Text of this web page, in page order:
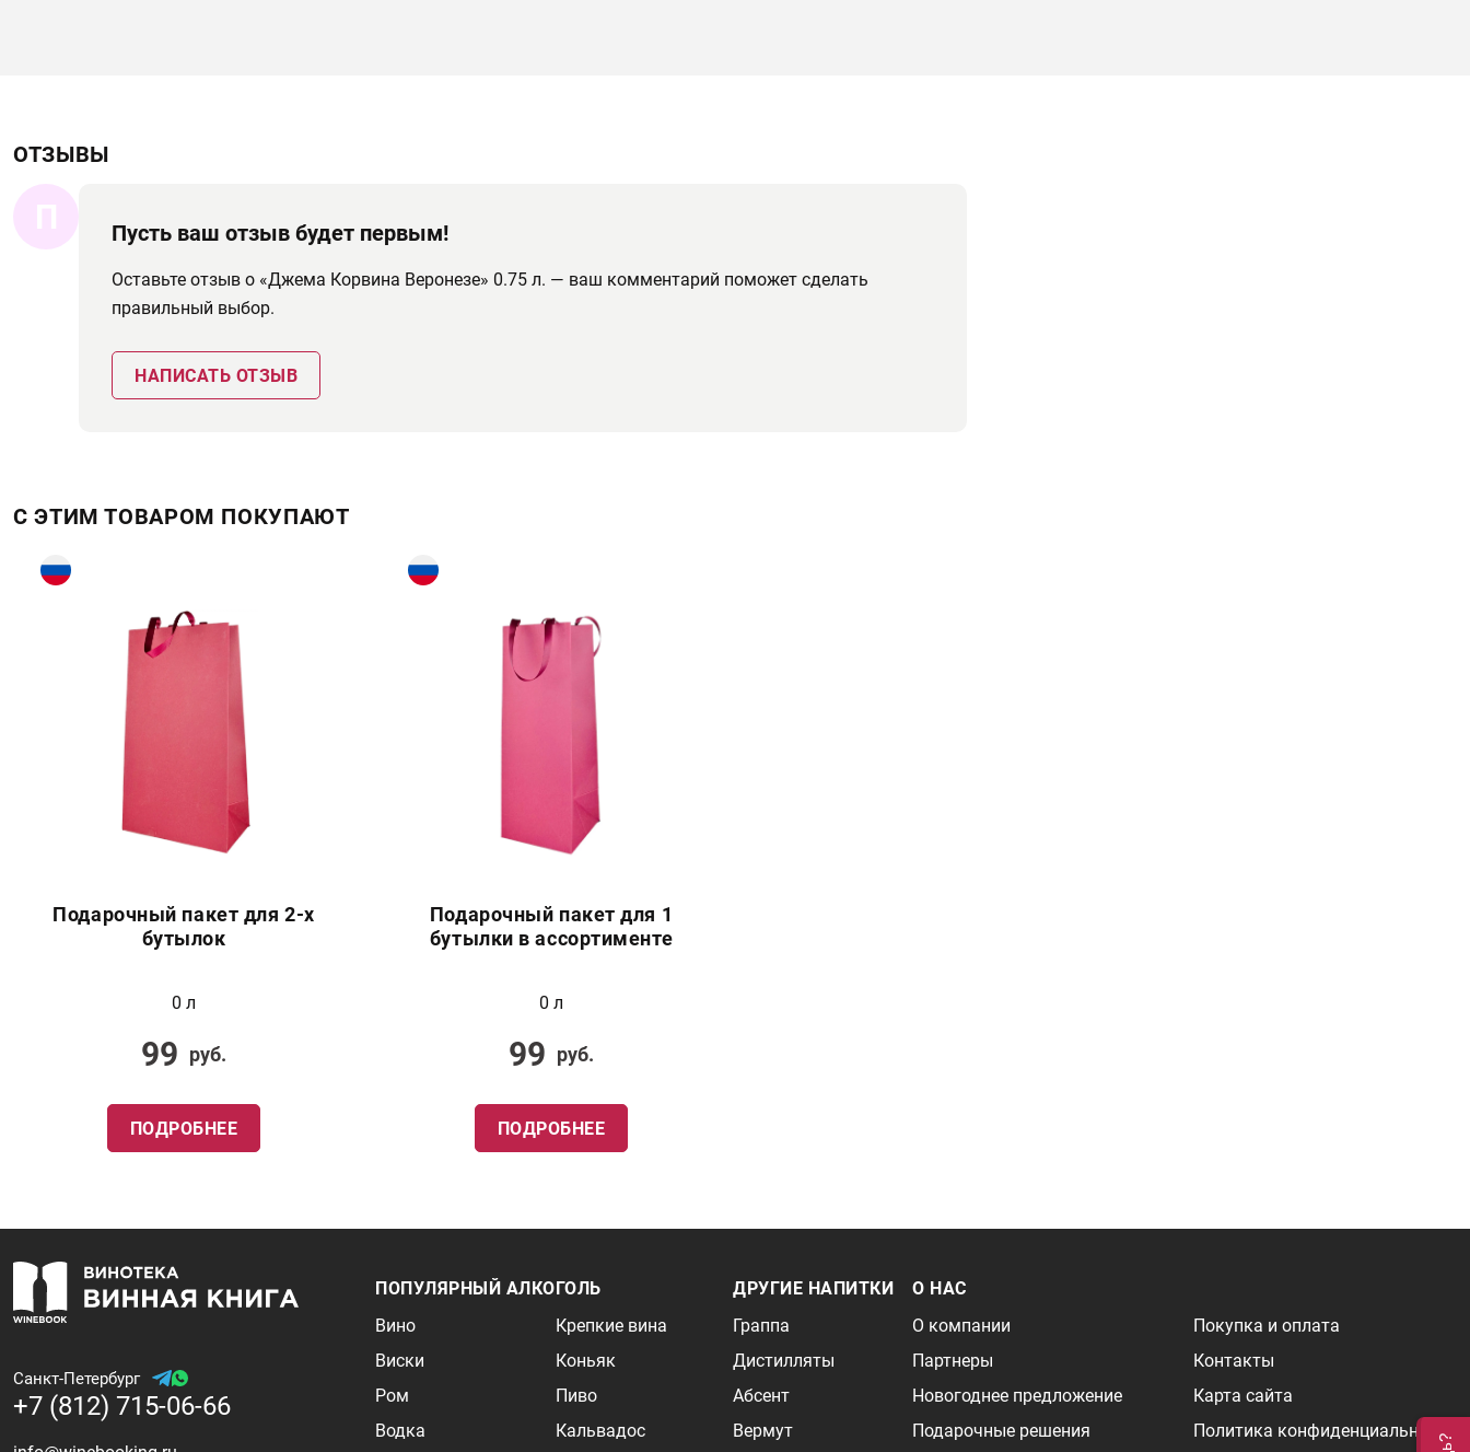
ОТЗЫВЫ
П Пусть ваш отзыв будет первым!
Оставьте отзыв о «Джема Корвина Веронезе» 0.75 л. — ваш комментарий поможет сделать
правильный выбор.
НАПИСАТЬ ОТЗЫВ
С ЭТИМ ТОВАРОМ ПОКУПАЮТ
Подарочный пакет для 2-х
бутылок
0 л
99 руб.
ПОДРОБНЕЕ
Подарочный пакет для 1
бутылки в ассортименте
0 л
99 руб.
ПОДРОБНЕЕ
Санкт-Петербург
+7 (812) 715-06-66
ПОПУЛЯРНЫЙ АЛКОГОЛЬ
Вино
Виски
Ром
Водка
Крепкие вина
Коньяк
Пиво
Кальвадос
ДРУГИЕ НАПИТКИ
Граппа
Дистилляты
Абсент
Вермут
О НАС
О компании
Партнеры
Новогоднее предложение
Подарочные решения
Покупка и оплата
Контакты
Карта сайта
Политика конфиденциальности